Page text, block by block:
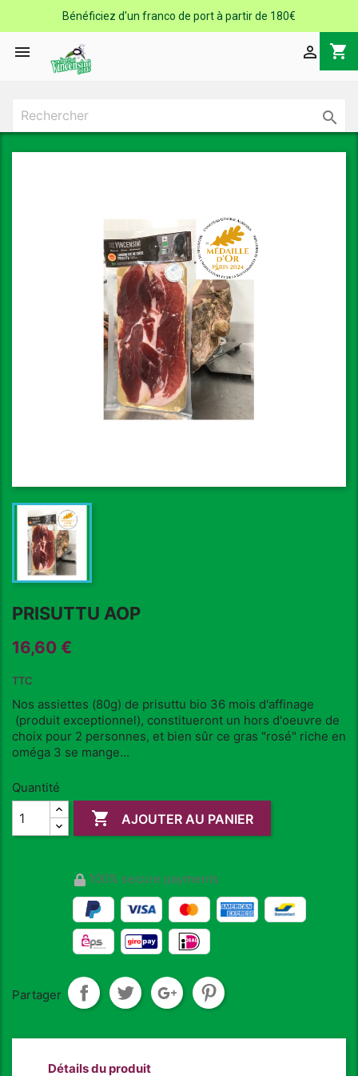
Bénéficiez d'un franco de port à partir de 180€
 shopping_cart


PRISUTTU AOP
16,60 €
TTC
Nos assiettes (80g) de prisuttu bio 36 mois d'affinage
(produit exceptionnel), constitueront un hors d'oeuvre de
choix pour 2 personnes, et bien sûr ce gras "rosé" riche en
oméga 3 se mange...
Quantité
 AJOUTER AU PANIER
100% secure payments
Partager
Détails du produit